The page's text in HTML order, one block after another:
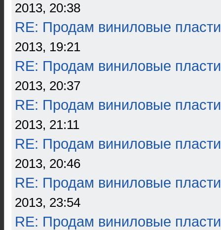
2013, 20:38
RE: Продам виниловые
2013, 19:21
RE: Продам виниловые
2013, 20:37
RE: Продам виниловые
2013, 21:11
RE: Продам виниловые
2013, 20:46
RE: Продам виниловые
2013, 23:54
RE: Продам виниловые